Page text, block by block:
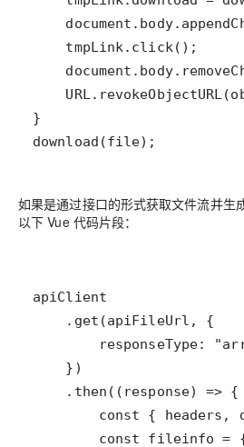
download(file);
如果是通过接口的形式获取文件流并生
以下 Vue 代码片段：